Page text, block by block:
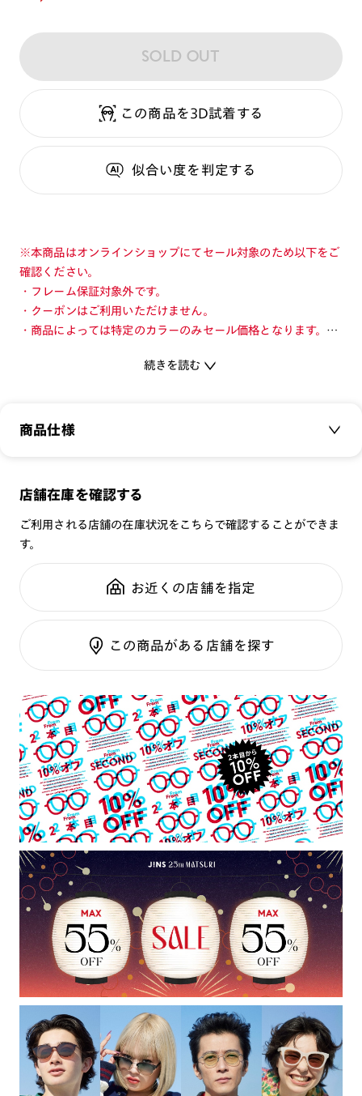
SOLD OUT
この商品を3D試着する
似合い度を判定する
※本商品はオンラインショップにてセール対象のため以下をご
確認ください。
・フレーム保証対象外です。
・クーポンはご利用いただけません。
・商品によっては特定のカラーのみセール価格となります。カ
・店舗とオンラインショップで価格が異なる場合があります。
-レンズ-
[紫外線透過率]
0.1%以下
[可視光線透過率]
COLOR 85：14%
COLOR 94：14%
※保証対象外
使用上の注意
・肌に合わない時は使用を中止して医師に相談して下さい。
・薄暮・夜間の運転または道路では使用しないで下さい。
・トンネルや暗いところでは使用しないで下さい。
・高温の場所での使用・保管はしないで下さい。
・通常使用での有害な紫外線を防ぐ事は出来ますが、溶接など
の遮光レンズとして使用しないで下さい。
・強い衝撃から顔や目を保護するものではありません。
・硬いものとの接触は避けて下さい。
※こちらの商品は一部店舗での取扱商品です。
続きを読む
商品仕様
品番： URF-26S-070
サイズ： 62□16-146○39
重さ：
スタイル： フォックス
シリーズ：
性別：
鼻パッド： フレーム一体型
テンプル：樹脂
店舗在庫を確認する
ご利用される店舗の在庫状況をこちらで確認することができま
す。
お近くの店舗を指定
この商品がある店舗を探す